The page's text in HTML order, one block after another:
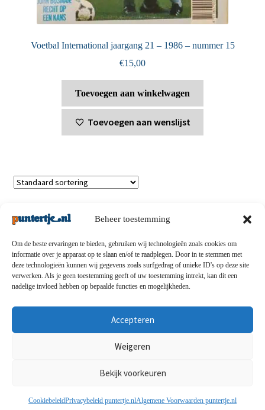
Beheer toestemming
Om de beste ervaringen te bieden, gebruiken wij technologieën zoals cookies om
informatie over je apparaat op te slaan en/of te raadplegen. Door in te stemmen met
deze technologieën kunnen wij gegevens zoals surfgedrag of unieke ID's op deze site
verwerken. Als je geen toestemming geeft of uw toestemming intrekt, kan dit een
nadelige invloed hebben op bepaalde functies en mogelijkheden.
Accepteren
Weigeren
Bekijk voorkeuren
CookiebeleidPrivacybeleid puntertje.nlAlgemene Voorwaarden puntertje.nl
Voetbal International jaargang 21 – 1986 – nummer 15
€15,00
Toevoegen aan winkelwagen
Toevoegen aan wenslijst
Privacybeleid-Verzending en retouren-Algemene
voorwaarden-Disclaimert-Betaalmethoden-Over ons
Contact
Zoeken
Zoeken